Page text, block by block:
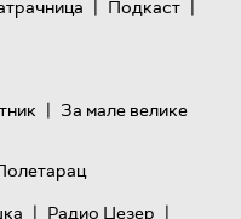
| Подкаст |
| За мале велике
| Радио Џезер |